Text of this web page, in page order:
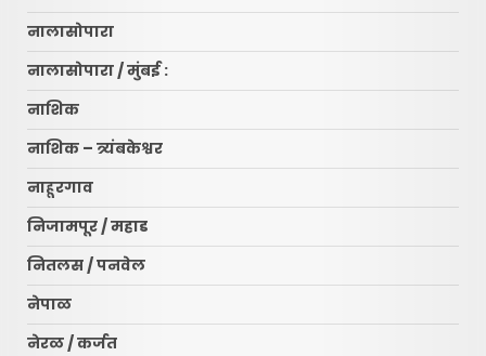
नालासोपारा
नालासोपारा / मुंबई :
नाशिक
नाशिक – त्र्यंबकेश्वर
नाहूरगाव
निजामपूर / महाड
नितलस / पनवेल
नेपाळ
नेरळ / कर्जत